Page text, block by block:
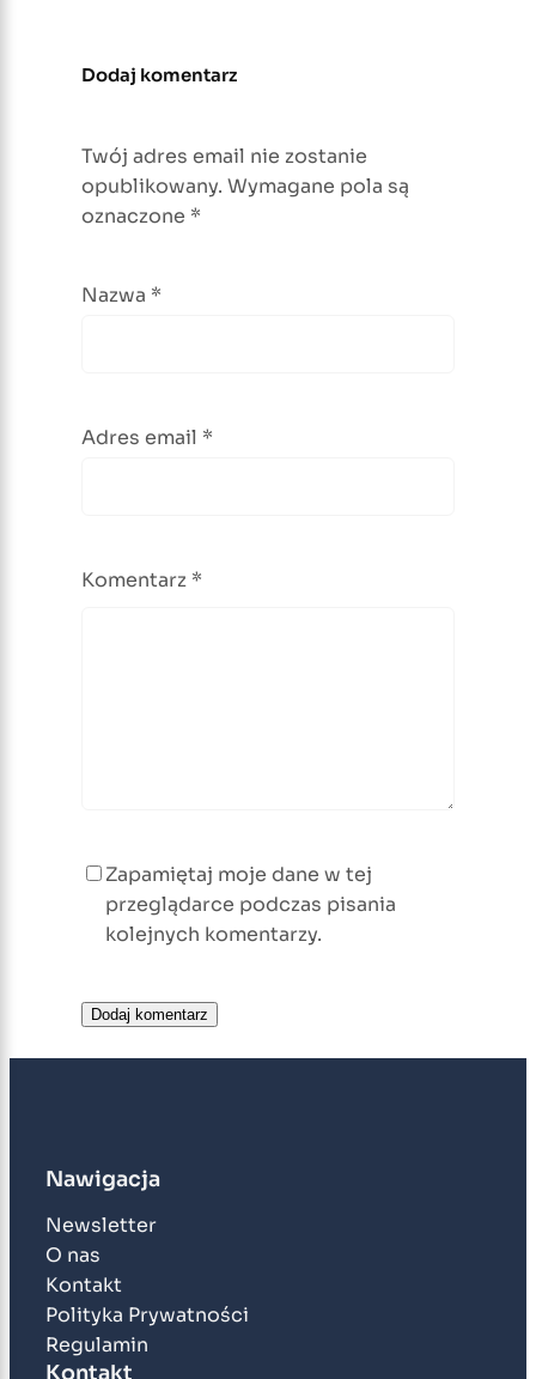
Dodaj komentarz
Twój adres email nie zostanie
opublikowany. Wymagane pola są
oznaczone *
Nazwa *
Adres email *
Komentarz *
Zapamiętaj moje dane w tej
przeglądarce podczas pisania
kolejnych komentarzy.
Nawigacja
Newsletter
O nas
Kontakt
Polityka Prywatności
Regulamin
Kontakt